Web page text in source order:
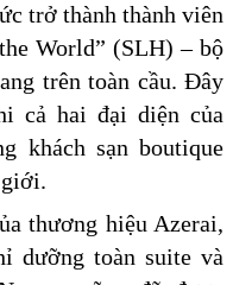
trở thành thành viên
World” (SLH) – bộ
trên toàn cầu. Đây
cả hai đại diện của
khách sạn boutique
giới.
thương hiệu Azerai,
dưỡng toàn suite và